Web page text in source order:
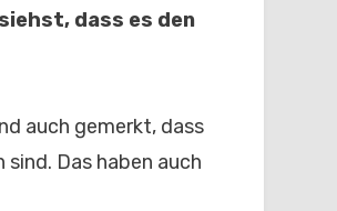
dass es den
auch gemerkt, dass
Das haben auch